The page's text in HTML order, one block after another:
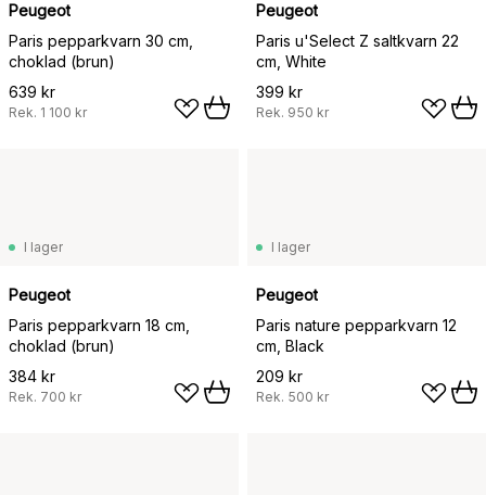
Peugeot
Paris pepparkvarn 30 cm,
choklad (brun)
639 kr
Rek. 1 100 kr
Peugeot
Paris u'Select Z saltkvarn 22
cm, White
399 kr
Rek. 950 kr
I lager
Peugeot
Paris pepparkvarn 18 cm,
choklad (brun)
384 kr
Rek. 700 kr
I lager
Peugeot
Paris nature pepparkvarn 12
cm, Black
209 kr
Rek. 500 kr